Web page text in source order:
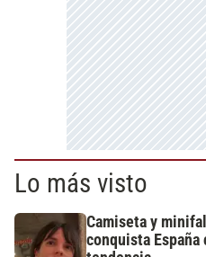
Lo más visto
Camiseta y
conquista